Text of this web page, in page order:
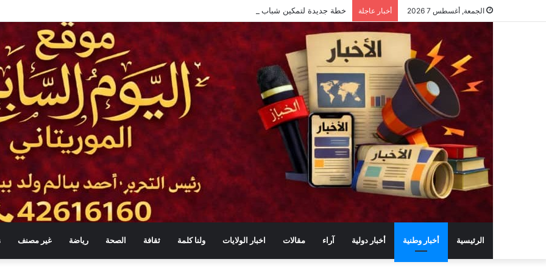
الجمعة, أغسطس 7 2026 أخبار عاجلة خطة جديدة لتمكين شباب الريف: تدريب مهني لـ730 شابًا وشابة في موريتانيا
الرئيسية أخبار وطنية أخبار دولية آراء مقالات اخبار الولايات ولنا كلمة ثقافة الصحة رياضة غير مصنف